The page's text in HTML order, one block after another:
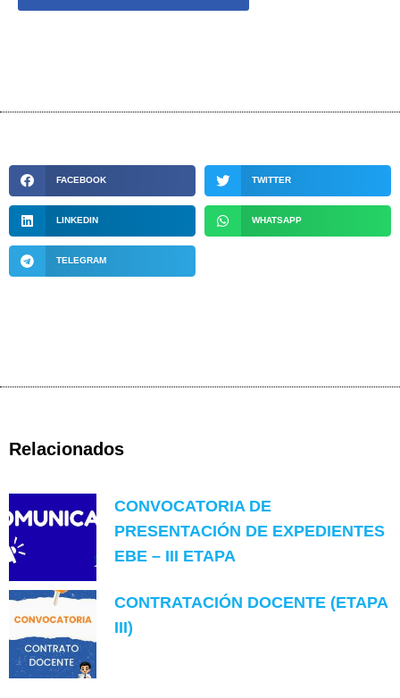
FACEBOOK TWITTER
LINKEDIN WHATSAPP
TELEGRAM
Relacionados
CONVOCATORIA DE
PRESENTACIÓN DE EXPEDIENTES
EBE – III ETAPA
CONTRATACIÓN DOCENTE (ETAPA
III)